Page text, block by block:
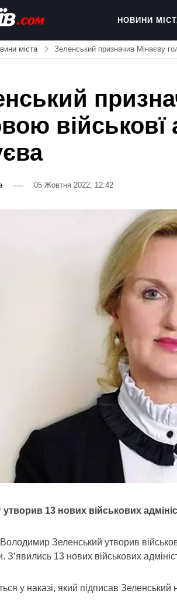
НОВИНИ
міста Зеленський призначив Мінаєву
військовї
05 Жовтня 2022, 12:42
13 нових військових
Зеленський утворив
З’явились 13 нових військових
у наказі, який підписав